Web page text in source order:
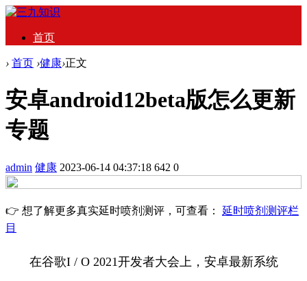
首页
› 首页 ›健康›正文
安卓android12beta版怎么更新
专题
admin 健康 2023-06-14 04:37:18 642 0
👉 想了解更多真实延时喷剂测评，可查看： 延时喷剂测评栏
目
在谷歌I / O 2021开发者大会上，安卓最新系统